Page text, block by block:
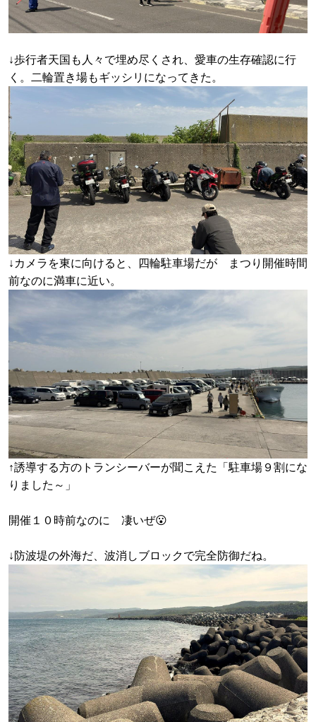
↓歩行者天国も人々で埋め尽くされ、愛車の生存確認に行
く。二輪置き場もギッシリになってきた。
↓カメラを東に向けると、四輪駐車場だが まつり開催時間
前なのに満車に近い。
↑誘導する方のトランシーバーが聞こえた「駐車場９割にな
りました～」
開催１０時前なのに 凄いぜ😮
↓防波堤の外海だ、波消しブロックで完全防御だね。